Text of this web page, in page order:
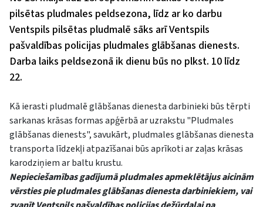
pilsētas pludmales peldsezona, līdz ar ko darbu
Ventspils pilsētas pludmalē sāks arī Ventspils
pašvaldības policijas pludmales glābšanas dienests.
Darba laiks peldsezonā ik dienu būs no plkst. 10 līdz
22.
Kā ierasti pludmalē glābšanas dienesta darbinieki būs tērpti
sarkanas krāsas formas apģērbā ar uzrakstu "Pludmales
glābšanas dienests", savukārt, pludmales glābšanas dienesta
transporta līdzekļi atpazīšanai būs aprīkoti ar zaļas krāsas
karodziņiem ar baltu krustu.
Nepieciešamības gadījumā pludmales apmeklētājus aicinām
vērsties pie pludmales glābšanas dienesta darbiniekiem, vai